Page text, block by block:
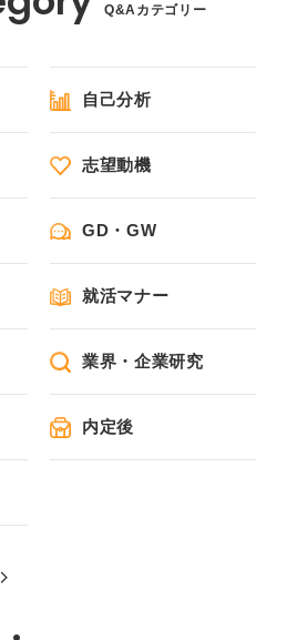
Q&Aカテゴリー
自己分析
志望動機
GD・GW
就活マナー
業界・企業研究
内定後